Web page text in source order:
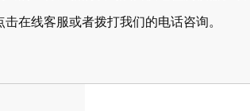
在线客服或者拨打我们的电话咨询。